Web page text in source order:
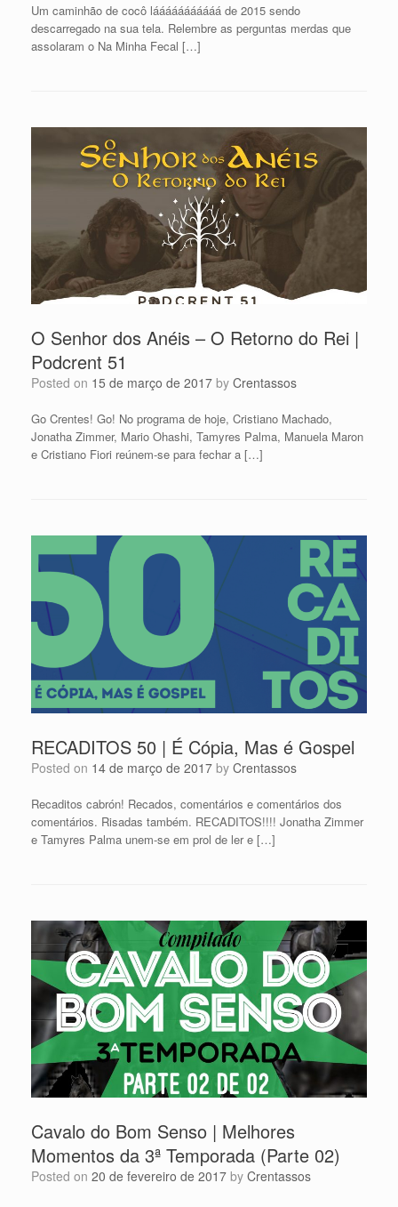
Um caminhão de cocô lááááááááááá de 2015 sendo
descarregado na sua tela. Relembre as perguntas merdas que
assolaram o Na Minha Fecal […]
O Senhor dos Anéis – O Retorno do Rei |
Podcrent 51
Posted on 15 de março de 2017 by Crentassos
Go Crentes! Go! No programa de hoje, Cristiano Machado,
Jonatha Zimmer, Mario Ohashi, Tamyres Palma, Manuela Maron
e Cristiano Fiori reúnem-se para fechar a […]
RECADITOS 50 | É Cópia, Mas é Gospel
Posted on 14 de março de 2017 by Crentassos
Recaditos cabrón! Recados, comentários e comentários dos
comentários. Risadas também. RECADITOS!!!! Jonatha Zimmer
e Tamyres Palma unem-se em prol de ler e […]
Cavalo do Bom Senso | Melhores
Momentos da 3ª Temporada (Parte 02)
Posted on 20 de fevereiro de 2017 by Crentassos